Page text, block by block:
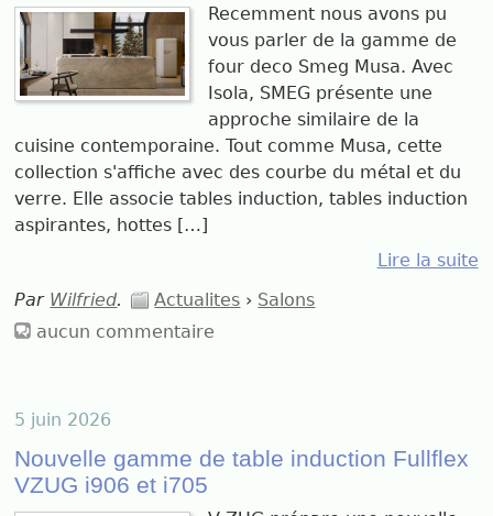
Recemment nous avons pu
vous parler de la gamme de
four deco Smeg Musa. Avec
Isola, SMEG présente une
approche similaire de la
cuisine contemporaine. Tout comme Musa, cette
collection s'affiche avec des courbe du métal et du
verre. Elle associe tables induction, tables induction
aspirantes, hottes […]
Lire la suite
Par Wilfried. Actualites › Salons
aucun commentaire
5 juin 2026
Nouvelle gamme de table induction Fullflex
VZUG i906 et i705